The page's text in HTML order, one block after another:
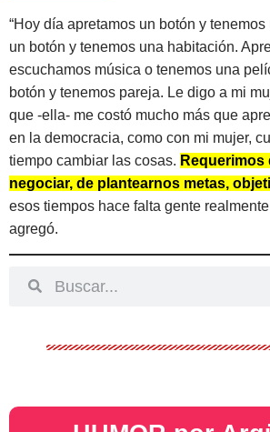
“Hoy día apretamos un botón y
un botón y tenemos una habitación.
escuchamos música o tenemos una
botón y tenemos pareja. Le digo a mi
que -ella- me costó mucho más que
en la democracia, como con mi mujer,
tiempo cambiar las cosas. Requerimos
negociar, de plantearnos metas,
esos tiempos hace falta gente
agregó.